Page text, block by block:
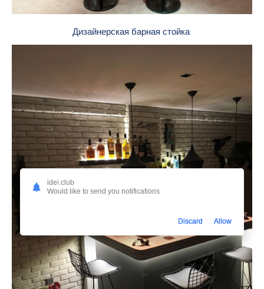
Дизайнерская барная стойка
idei.club
Would like to send you notifications
Discard Allow